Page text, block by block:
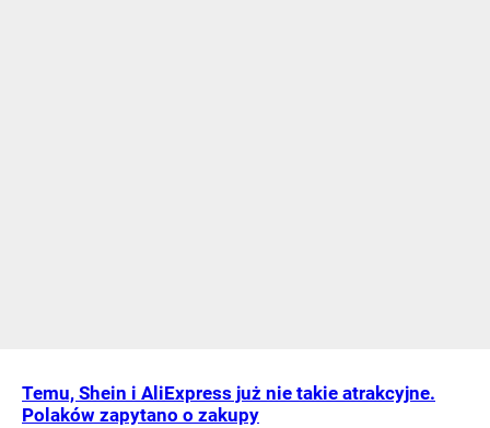
Temu, Shein i AliExpress już nie takie atrakcyjne.
Polaków zapytano o zakupy